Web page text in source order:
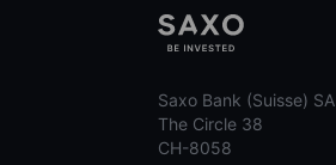
Saxo Bank (Suisse) SA
The Circle 38
CH-8058